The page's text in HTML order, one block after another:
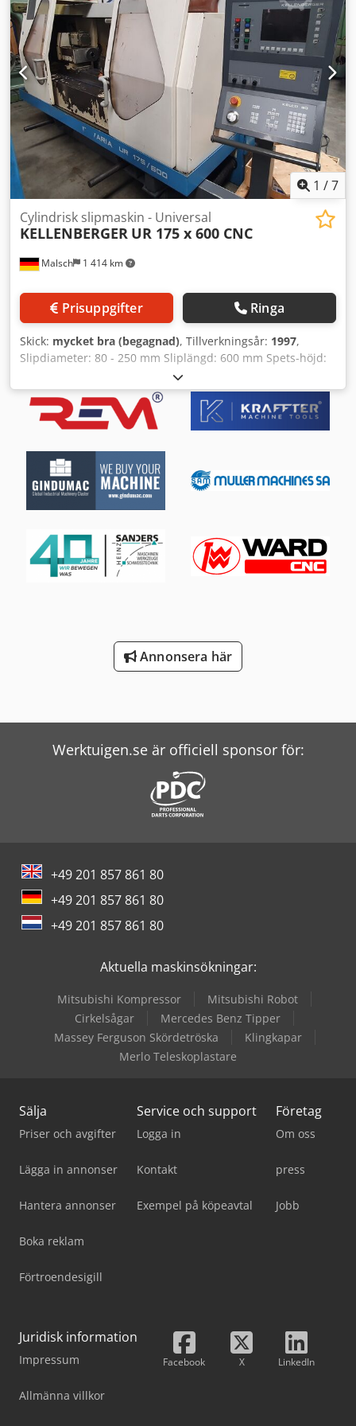
X1/Y1/Z1 – 20/12/30 m/min Nedre revolver: X2/Y2/Z2 –
20/12/30 m/min Chedexrnwlspfx Ahcoa A-axel (höger
spindel): 30 m/min MOTORER Spindelmotor vänster:
18,5/15,0 kW Spindelmotor höger: 15,0/11,0 kW Drivet
verktygsmotor: 7,5/3,7 kW Matningsmotorer (X1/Y1/Z1):
2,5/2,5/2,5 kW Matningsmotorer (X2/Y2/Z2): 2,5/1,2/2,5 kW
STRÖMFÖRSÖRJNING 50 kVA MÅTT Längd: 4 741 mm
Bredd: 2 748 mm Höjd: 2 444 mm Vikt: 9 370 kg
1 /7
Malsch 1 414 km
Cylindrisk slipmaskin - Universal
KELLENBERGER UR 175 x 600 CNC
Prisuppgifter Ringa
Skick: mycket bra (begagnad), Tillverkningsår: 1997,
Slipdiameter: 80 - 250 mm Sliplängd: 600 mm Spets-höjd:
175 mm Längsrörelse: 750 mm Arbetsstyckets varvtal: 6 -
600 varv/min Csdpsyb S Rcofx Ahcoha Slipspindelns
varvtal: 1500 - 3600 varv/min Tvärgående rörelse -
automatisk och manuell: 320 mm Styrsystem: Kelco 80
Annonsera här
Werktuigen.se är officiell sponsor för:
+49 201 857 861 80
+49 201 857 861 80
+49 201 857 861 80
Aktuella maskinsökningar:
Mitsubishi Kompressor
Mitsubishi Robot
Cirkelsågar
Mercedes Benz Tipper
Massey Ferguson Skördetröska
Klingkapar
Merlo Teleskoplastare
Sälja
Priser och avgifter
Lägga in annonser
Hantera annonser
Boka reklam
Förtroendesigill
Service och support
Logga in
Kontakt
Exempel på köpeavtal
Företag
Om oss
press
Jobb
Juridisk information
Impressum
Allmänna villkor
Facebook X LinkedIn